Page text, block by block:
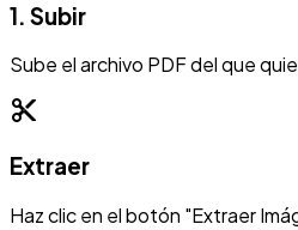
1. Subir
Sube el archivo PDF del que
content_cut
Extraer
Haz clic en el botón "Extraer